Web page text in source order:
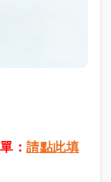
：請點此填